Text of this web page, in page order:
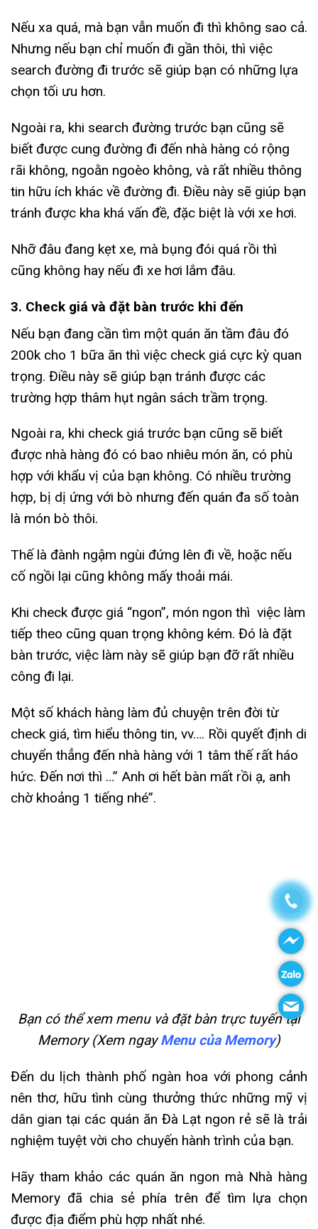
Nếu xa quá, mà bạn vẫn muốn đi thì không sao cả.
Nhưng nếu bạn chỉ muốn đi gần thôi, thì việc
search đường đi trước sẽ giúp bạn có những lựa
chọn tối ưu hơn.
Ngoài ra, khi search đường trước bạn cũng sẽ
biết được cung đường đi đến nhà hàng có rộng
rãi không, ngoằn ngoèo không, và rất nhiều thông
tin hữu ích khác về đường đi. Điều này sẽ giúp bạn
tránh được kha khá vấn đề, đặc biệt là với xe hơi.
Nhỡ đâu đang kẹt xe, mà bụng đói quá rồi thì
cũng không hay nếu đi xe hơi lắm đâu.
3. Check giá và đặt bàn trước khi đến
Nếu bạn đang cần tìm một quán ăn tầm đâu đó
200k cho 1 bữa ăn thì việc check giá cực kỳ quan
trọng. Điều này sẽ giúp bạn tránh được các
trường hợp thâm hụt ngân sách trầm trọng.
Ngoài ra, khi check giá trước bạn cũng sẽ biết
được nhà hàng đó có bao nhiêu món ăn, có phù
hợp với khẩu vị của bạn không. Có nhiều trường
hợp, bị dị ứng với bò nhưng đến quán đa số toàn
là món bò thôi.
Thế là đành ngậm ngùi đứng lên đi về, hoặc nếu
cố ngồi lại cũng không mấy thoải mái.
Khi check được giá “ngon”, món ngon thì việc làm
tiếp theo cũng quan trọng không kém. Đó là đặt
bàn trước, việc làm này sẽ giúp bạn đỡ rất nhiều
công đi lại.
Một số khách hàng làm đủ chuyện trên đời từ
check giá, tìm hiểu thông tin, vv…. Rồi quyết định di
chuyển thẳng đến nhà hàng với 1 tâm thế rất háo
hức. Đến nơi thì …” Anh ơi hết bàn mất rồi ạ, anh
chờ khoảng 1 tiếng nhé”.
Bạn có thể xem menu và đặt bàn trực tuyến tại
Memory (Xem ngayMenu của Memory)
Đến du lịch thành phố ngàn hoa với phong cảnh
nên thơ, hữu tình cùng thưởng thức những mỹ vị
dân gian tại các quán ăn Đà Lạt ngon rẻ sẽ là trải
nghiệm tuyệt vời cho chuyến hành trình của bạn.
Hãy tham khảo các quán ăn ngon mà Nhà hàng
Memory đã chia sẻ phía trên để tìm lựa chọn
được địa điểm phù hợp nhất nhé.